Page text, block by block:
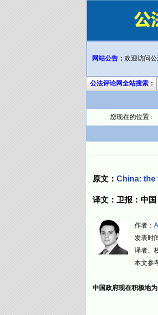
网站公告： 欢迎访问
公法评论网全站搜索：
您现在的位置 :
原文： China: the
译文：卫报：中
作者：
发表时
译者、
本文参
中国政府现在积极地